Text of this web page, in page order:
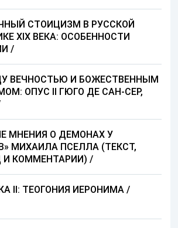
СТОИЦИЗМ В РУССКОЙ
XIX ВЕКА: ОСОБЕННОСТИ
/
ВЕЧНОСТЬЮ И БОЖЕСТВЕННЫМ
ОПУС II ГЮГО ДЕ САН-СЕР,
МНЕНИЯ О ДЕМОНАХ У
МИХАИЛА ПСЕЛЛА (ТЕКСТ,
И КОММЕНТАРИИ) /
IΙ: ТЕОГОНИЯ ИЕРОНИМА /